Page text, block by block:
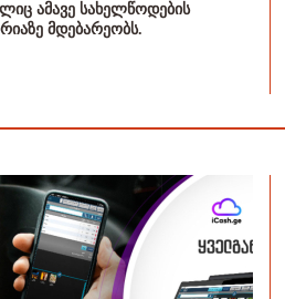
ამავე სახელწოდების
მდებარეობს.